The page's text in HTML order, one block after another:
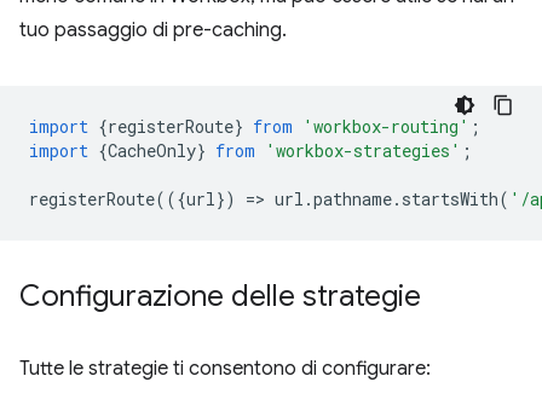
tuo passaggio di pre-caching.
import {registerRoute} from 'workbox-routing' ;
import {CacheOnly} from 'workbox-strategies' ;
registerRoute(({url }) => url .pathname. startsWith( '/
Configurazione delle strategie
Tutte le strategie ti consentono di configurare: